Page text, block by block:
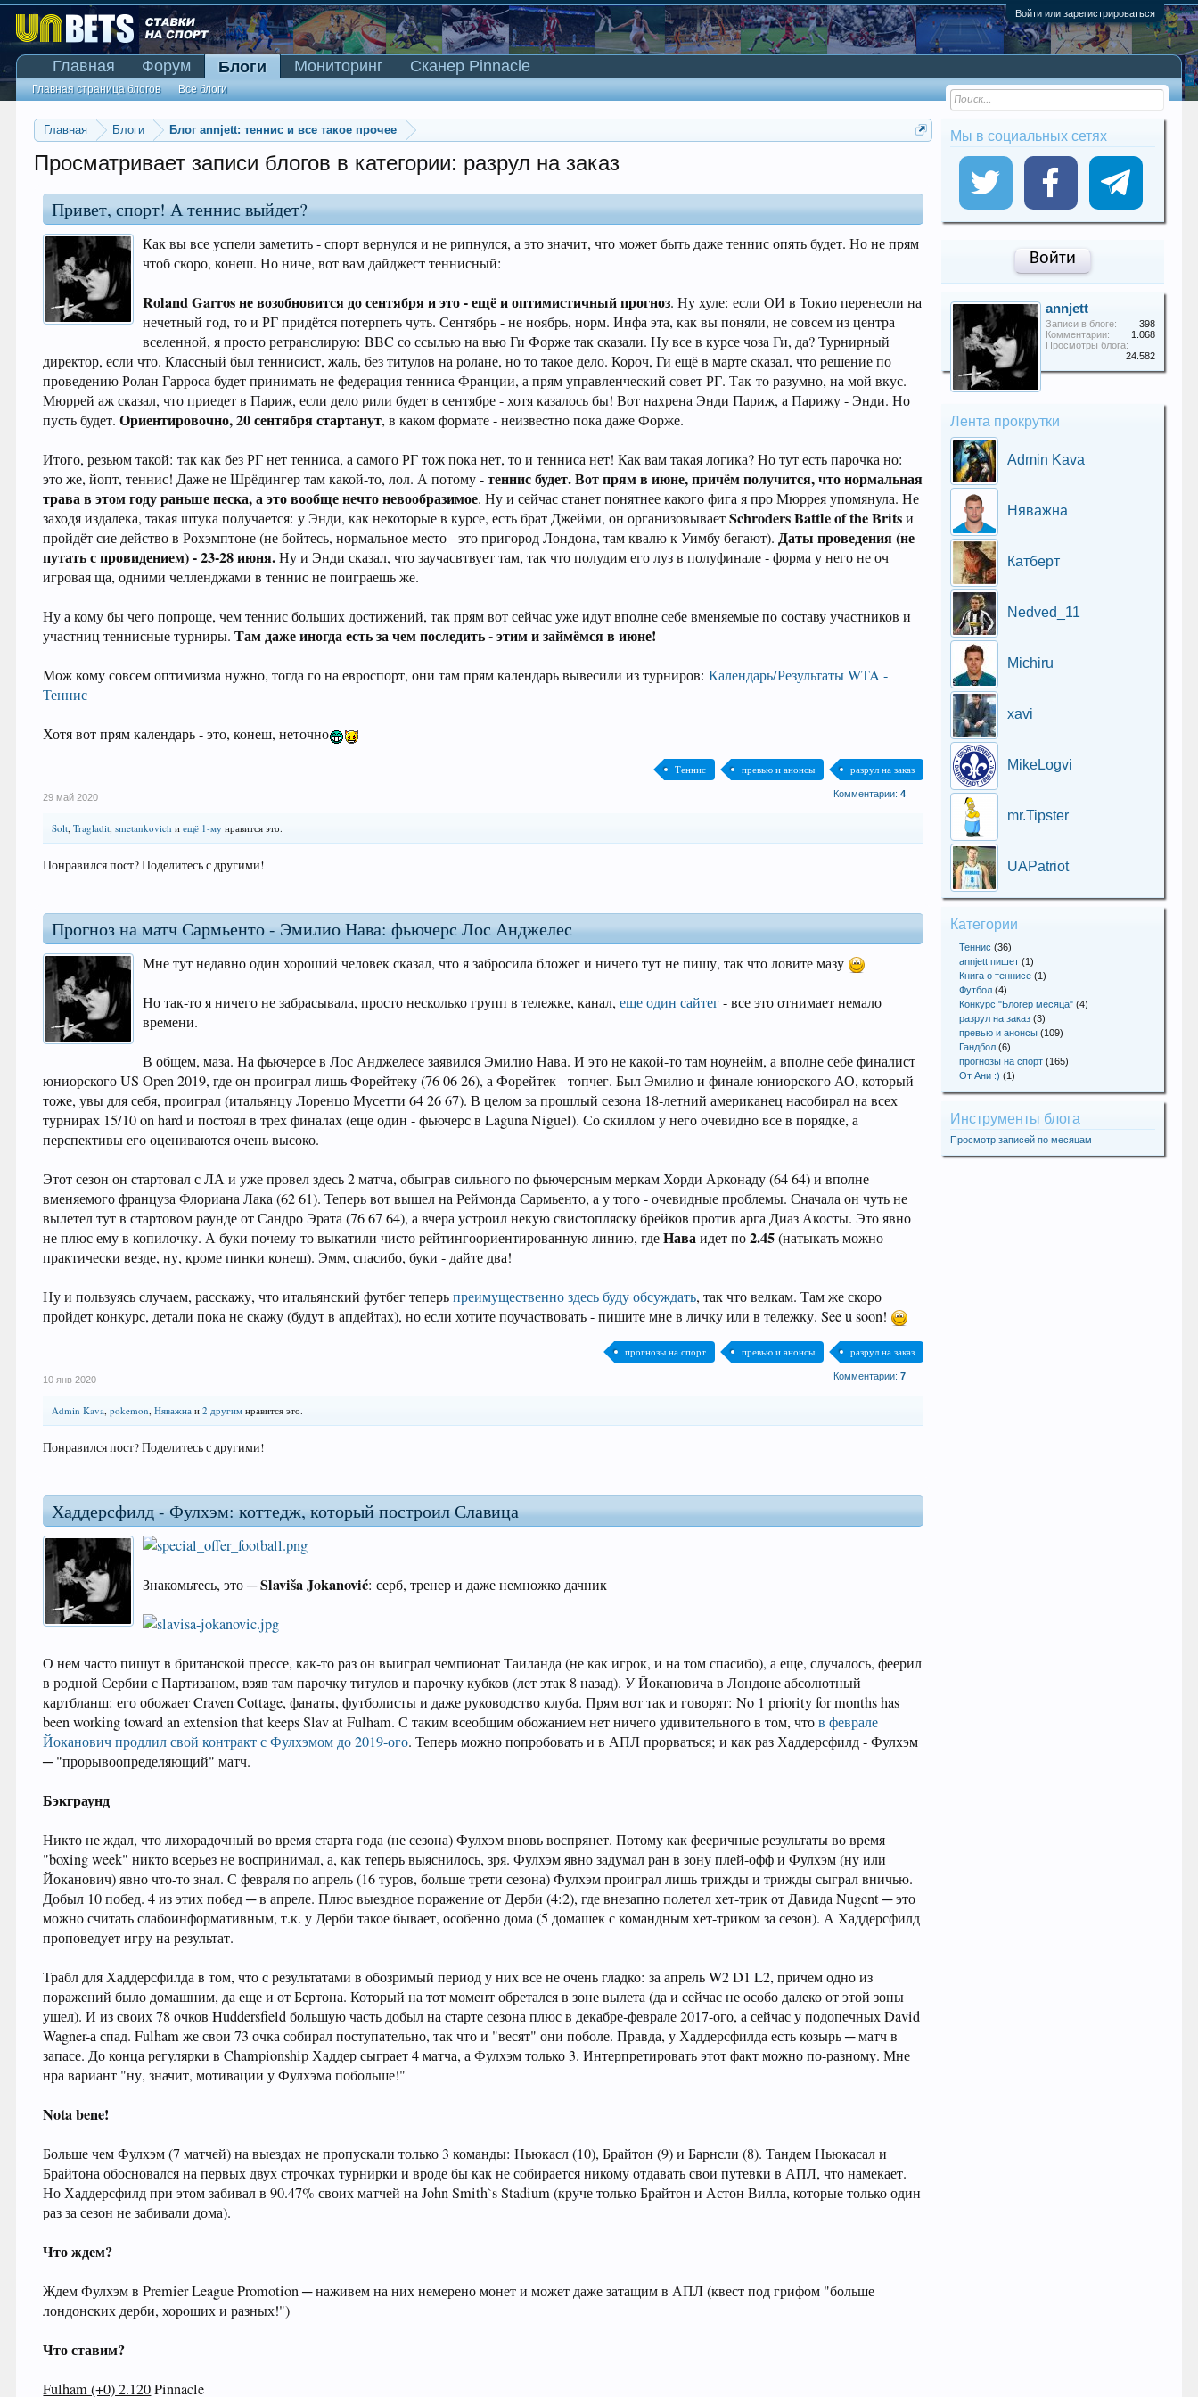
Войти или зарегистрироваться
Главная Блоги Блог annjett: теннис и все такое прочее
Просматривает записи блогов в категории: разрул на заказ
Привет, спорт! А теннис выйдет?
Как вы все успели заметить - спорт вернулся и не рипнулся, а это значит, что может быть даже теннис опять будет. Но не прям
чтоб скоро, конеш. Но ниче, вот вам дайджест теннисный:
Roland Garros не возобновится до сентября и это - ещё и оптимистичный прогноз. Ну хуле: если ОИ в Токио перенесли на
нечетный год, то и РГ придётся потерпеть чуть. Сентябрь - не ноябрь, норм. Инфа эта, как вы поняли, не совсем из центра
вселенной, я просто ретранслирую: BBC со ссылью на вью Ги Форже так сказали. Ну все в курсе чоза Ги, да? Турнирный
директор, если что. Классный был теннисист, жаль, без титулов на ролане, но то такое дело. Короч, Ги ещё в марте сказал, что решение по
проведению Ролан Гарроса будет принимать не федерация тенниса Франции, а прям управленческий совет РГ. Так-то разумно, на мой вкус.
Мюррей аж сказал, что приедет в Париж, если дело рили будет в сентябре - хотя казалось бы! Вот нахрена Энди Париж, а Парижу - Энди. Но
пусть будет.Ориентировочно, 20 сентября стартанут, в каком формате - неизвестно пока даже Форже.
Итого, резьюм такой: так как без РГ нет тенниса, а самого РГ тож пока нет, то и тенниса нет! Как вам такая логика? Но тут есть парочка но:
это же, йопт, теннис! Даже не Шрёдингер там какой-то, лол. А потому -теннис будет. Вот прям в июне, причём получится, что нормальная
трава в этом году раньше песка, а это вообще нечто невообразимое. Ну и сейчас станет понятнее какого фига я про Мюррея упомянула. Не
заходя издалека, такая штука получается: у Энди, как некоторые в курсе, есть брат Джейми, он организовываетSchroders Battle of the Britsи
пройдёт сие действо в Рохэмптоне (не бойтесь, нормальное место - это пригород Лондона, там квалю к Уимбу бегают).Даты проведения (не
путать с провидением) - 23-28 июня.Ну и Энди сказал, что заучасвтвует там, так что полудим его луз в полуфинале - форма у него не оч
игровая ща, одними челленджами в теннис не поиграешь же.
Ну а кому бы чего попроще, чем теннис больших достижений, так прям вот сейчас уже идут вполне себе вменяемые по составу участников и
участниц теннисные турниры.Там даже иногда есть за чем последить - этим и займёмся в июне!
Мож кому совсем оптимизма нужно, тогда го на евроспорт, они там прям календарь вывесили из турниров:Календарь/Результаты WTA -
Теннис
Хотя вот прям календарь - это, конеш, неточно
Теннис превью и анонсы разрул на заказ
Комментарии: 4
29 май 2020
Solt,Tragladit,smetankovich иещё 1-му нравится это.
Понравился пост? Поделитесь с другими!
Прогноз на матч Сармьенто - Эмилио Нава: фьючерс Лос Анджелес
Мне тут недавно один хороший человек сказал, что я забросила бложег и ничего тут не пишу, так что ловите мазу
Но так-то я ничего не забрасывала, просто несколько групп в тележке, канал,еще один сайтег- все это отнимает немало
времени.
В общем, маза. На фьючерсе в Лос Анджелесе заявился Эмилио Нава. И это не какой-то там ноунейм, а вполне себе финалист
юниорского US Open 2019, где он проиграл лишь Форейтеку (76 06 26), а Форейтек - топчег. Был Эмилио и финале юниорского АО, который
тоже, увы для себя, проиграл (итальянцу Лоренцо Мусетти 64 26 67). В целом за прошлый сезона 18-летний американец насобирал на всех
турнирах 15/10 on hard и постоял в трех финалах (еще один - фьючерс в Laguna Niguel). Со скиллом у него очевидно все в порядке, а
перспективы его оцениваются очень высоко.
Этот сезон он стартовал с ЛА и уже провел здесь 2 матча, обыграв сильного по фьючерсным меркам Хорди Арконаду (64 64) и вполне
вменяемого француза Флориана Лака (62 61). Теперь вот вышел на Реймонда Сармьенто, а у того - очевидные проблемы. Сначала он чуть не
вылетел тут в стартовом раунде от Сандро Эрата (76 67 64), а вчера устроил некую свистопляску брейков против арга Диаз Акосты. Это явно
не плюс ему в копилочку. А буки почему-то выкатили чисто рейтингоориентированную линию, гдеНаваидет по2.45(натыкать можно
практически везде, ну, кроме пинки конеш). Эмм, спасибо, буки - дайте два!
Ну и пользуясь случаем, расскажу, что итальянский футбег теперьпреимущественно здесь буду обсуждать, так что велкам. Там же скоро
пройдет конкурс, детали пока не скажу (будут в апдейтах), но если хотите поучаствовать - пишите мне в личку или в тележку. See u soon!
прогнозы на спорт превью и анонсы разрул на заказ
Комментарии: 7
10 янв 2020
Admin Kava,pokemon,Няважна и2 другим нравится это.
Понравился пост? Поделитесь с другими!
Хаддерсфилд - Фулхэм: коттедж, который построил Славица
Знакомьтесь, это ─Slaviša Jokanović: серб, тренер и даже немножко дачник
О нем часто пишут в британской прессе, как-то раз он выиграл чемпионат Таиланда (не как игрок, и на том спасибо), а еще, случалось, феерил
в родной Сербии с Партизаном, взяв там парочку титулов и парочку кубков (лет этак 8 назад). У Йокановича в Лондоне абсолютный
картбланш: его обожает Craven Cottage, фанаты, футболисты и даже руководство клуба. Прям вот так и говорят: No 1 priority for months has
been working toward an extension that keeps Slav at Fulham. С таким всеобщим обожанием нет ничего удивительного в том, чтов феврале
Йоканович продлил свой контракт с Фулхэмом до 2019-ого. Теперь можно попробовать и в АПЛ прорваться; и как раз Хаддерсфилд - Фулхэм
─ "прорывоопределяющий" матч.
Бэкграунд
Никто не ждал, что лихорадочный во время старта года (не сезона) Фулхэм вновь воспрянет. Потому как фееричные результаты во время
"boxing week" никто всерьез не воспринимал, а, как теперь выяснилось, зря. Фулхэм явно задумал ран в зону плей-офф и Фулхэм (ну или
Йоканович) явно что-то знал. С февраля по апрель (16 туров, больше трети сезона) Фулхэм проиграл лишь трижды и трижды сыграл вничью.
Добыл 10 побед. 4 из этих побед ─ в апреле. Плюс выездное поражение от Дерби (4:2), где внезапно полетел хет-трик от Давида Nugent ─ это
можно считать слабоинформативным, т.к. у Дерби такое бывает, особенно дома (5 домашек с командным хет-триком за сезон). А Хаддерсфилд
проповедует игру на результат.
Трабл для Хаддерсфилда в том, что с результатами в обозримый период у них все не очень гладко: за апрель W2 D1 L2, причем одно из
поражений было домашним, да еще и от Бертона. Который на тот момент обретался в зоне вылета (да и сейчас не особо далеко от этой зоны
ушел). И из своих 78 очков Huddersfield большую часть добыл на старте сезона плюс в декабре-феврале 2017-ого, а сейчас у подопечных David
Wagner-а спад. Fulham же свои 73 очка собирал поступательно, так что и "весят" они поболе. Правда, у Хаддерсфилда есть козырь ─ матч в
запасе. До конца регулярки в Championship Хаддер сыграет 4 матча, а Фулхэм только 3. Интерпретировать этот факт можно по-разному. Мне
нра вариант "ну, значит, мотивации у Фулхэма побольше!"
Nota bene!
Больше чем Фулхэм (7 матчей) на выездах не пропускали только 3 команды: Ньюкасл (10), Брайтон (9) и Барнсли (8). Тандем Ньюкасал и
Брайтона обосновался на первых двух строчках турнирки и вроде бы как не собирается никому отдавать свои путевки в АПЛ, что намекает.
Но Хаддерсфилд при этом забивал в 90.47% своих матчей на John Smith`s Stadium (круче только Брайтон и Астон Вилла, которые только один
раз за сезон не забивали дома).
Что ждем?
Ждем Фулхэм в Premier League Promotion ─ наживем на них немерено монет и может даже затащим в АПЛ (квест под грифом "больше
лондонских дерби, хороших и разных!")
Что ставим?
Fulham (+0) 2.120Pinnacle
Мы в социальных сетях
Войти
annjett
Записи в блоге:
398
Комментарии:
1.068
Просмотры блога:
24.582
Лента прокрутки
Admin Kava
Няважна
Катберт
Nedved_11
Michiru
xavi
MikeLogvi
mr.Tipster
UAPatriot
Категории
Теннис (36)
annjett пишет(1)
Книга о теннисе(1)
Футбол(4)
Конкурс "Блогер месяца"(4)
разрул на заказ(3)
превью и анонсы(109)
Гандбол(6)
прогнозы на спорт(165)
От Ани :) (1)
Инструменты блога
Просмотр записей по месяцам
Главная Форум Блоги
Главная страница блогов Все блоги
Мониторинг Сканер Pinnacle